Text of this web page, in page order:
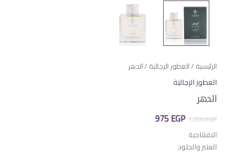
الرئيسية /العطور الرجالية / الدهر
العطور الرجالية
الدهر
1.050EGP
السعر
هو:
975EGP
السعر
الافتتاحية
العنبر والجلود